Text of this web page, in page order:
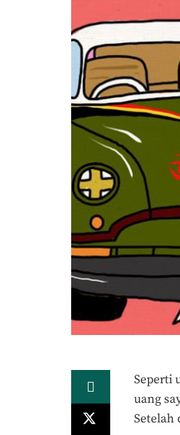
Seperti
uang
Setelah